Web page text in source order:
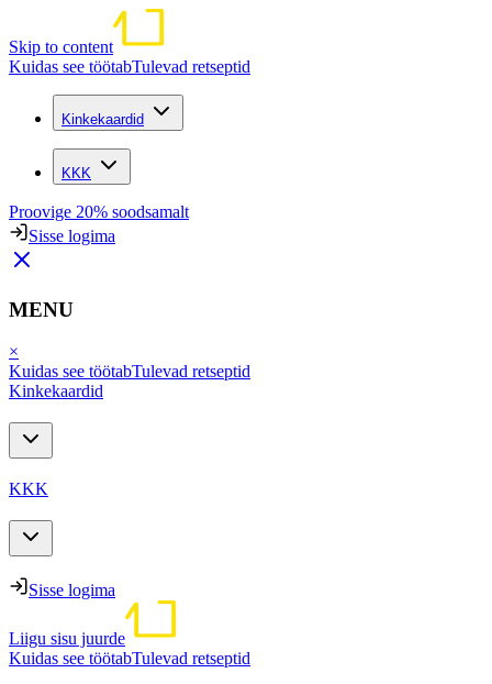
Skip to content
Kuidas see töötabTulevad retseptid
Kinkekaardid
KKK
Proovige 20% soodsamalt
Sisse logima
MENU
×
Kuidas see töötabTulevad retseptid
Kinkekaardid
KKK
Sisse logima
Liigu sisu juurde
Kuidas see töötabTulevad retseptid